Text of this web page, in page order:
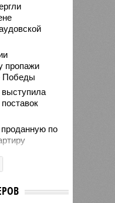
пропажи
Победы
по
охоте за